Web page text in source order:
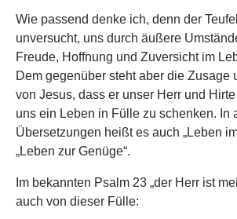
Wie passend denke ich, denn der
unversucht, uns durch äußere
Freude, Hoffnung und Zuversicht im
Dem gegenüber steht aber die Zusage
von Jesus, dass er unser Herr und
uns ein Leben in Fülle zu schenken. In
Übersetzungen heißt es auch „Leben
„Leben zur Genüge“.
Im bekannten Psalm 23 „der Herr ist
auch von dieser Fülle: